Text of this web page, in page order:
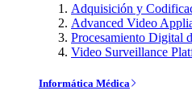
Adquisición y
Advanced Video
Procesamiento Digital
Video Surveillance
Informática Médica